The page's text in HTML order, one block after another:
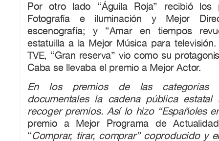
Por otro lado “Águila Roja” recibió los
Fotografía e iluminación y Mejor
escenografía; y “Amar en tiempos
estatuilla a la Mejor Música para
TVE, “Gran reserva” vio como su
Caba se llevaba el premio a Mejor Actor.
En los premios de las categorías
documentales la cadena pública estatal
recoger premios. Así lo hizo “Españoles
premio a Mejor Programa de
“Comprar, tirar, comprar” coproducido y